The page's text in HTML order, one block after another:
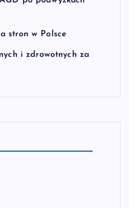
stron w Polsce
i zdrowotnych za